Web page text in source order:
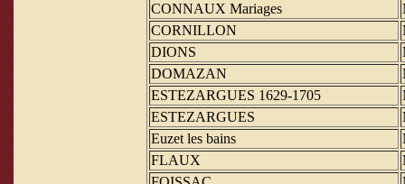
CONNAUX Mariages
CORNILLON
DIONS
DOMAZAN
ESTEZARGUES 1629-1705
ESTEZARGUES
Euzet les bains
FLAUX